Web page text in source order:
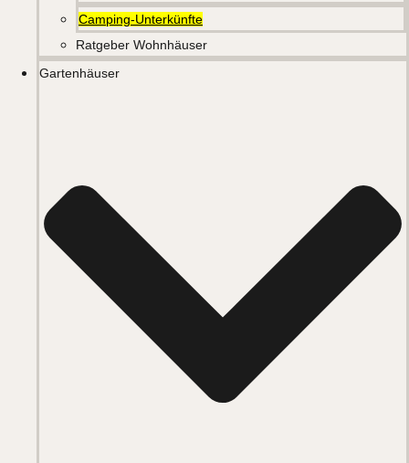
Camping-Unterkünfte
Ratgeber Wohnhäuser
Gartenhäuser